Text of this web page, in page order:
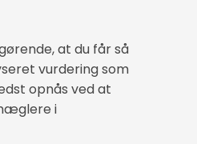
at du får så
vurdering som
opnås ved at
i